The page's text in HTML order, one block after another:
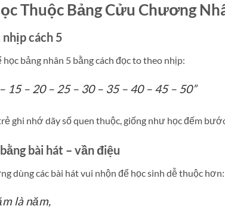
Thuộc Bảng Cửu Chương
cách 5
học bảng nhân 5 bằng cách đọc to theo nhịp:
15 – 20 – 25 – 30 – 35 – 40 – 45 – 50”
ghi nhớ dãy số quen thuộc, giống như học đếm
bài hát – vần điệu
dùng các bài hát vui nhộn để học sinh dễ thuộc hơn:
là năm,